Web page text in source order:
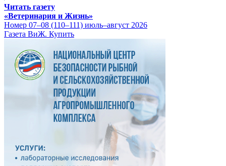
Читать газету
«Ветеринария и Жизнь»
Номер 07–08 (110–111) июль–август 2026
Газета ВиЖ. Купить